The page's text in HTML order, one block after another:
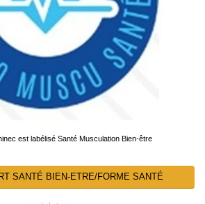
est labélisé Santé Musculation Bien-être
SANTÉ BIEN-ETRE/FORME SANTÉ